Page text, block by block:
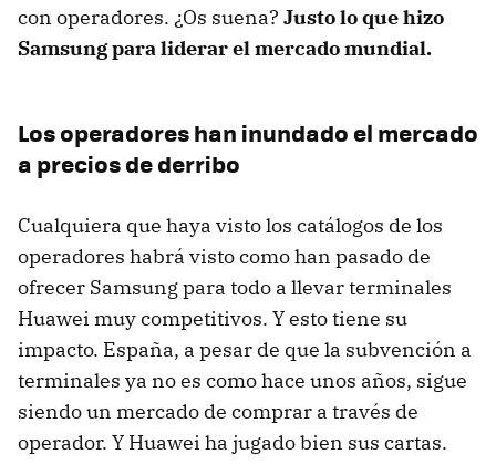
con operadores. ¿Os suena? Justo lo que hizo
Samsung para liderar el mercado mundial.
Los operadores han inundado el mercado
a precios de derribo
Cualquiera que haya visto los catálogos de los
operadores habrá visto como han pasado de
ofrecer Samsung para todo a llevar terminales
Huawei muy competitivos. Y esto tiene su
impacto. España, a pesar de que la subvención a
terminales ya no es como hace unos años, sigue
siendo un mercado de comprar a través de
operador. Y Huawei ha jugado bien sus cartas.